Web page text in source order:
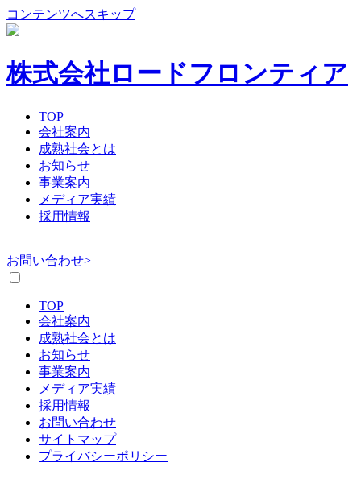
コンテンツへスキップ
株式会社ロードフロンティア
TOP
会社案内
成熟社会とは
お知らせ
事業案内
メディア実績
採用情報
お問い合わせ>
TOP
会社案内
成熟社会とは
お知らせ
事業案内
メディア実績
採用情報
お問い合わせ
サイトマップ
プライバシーポリシー